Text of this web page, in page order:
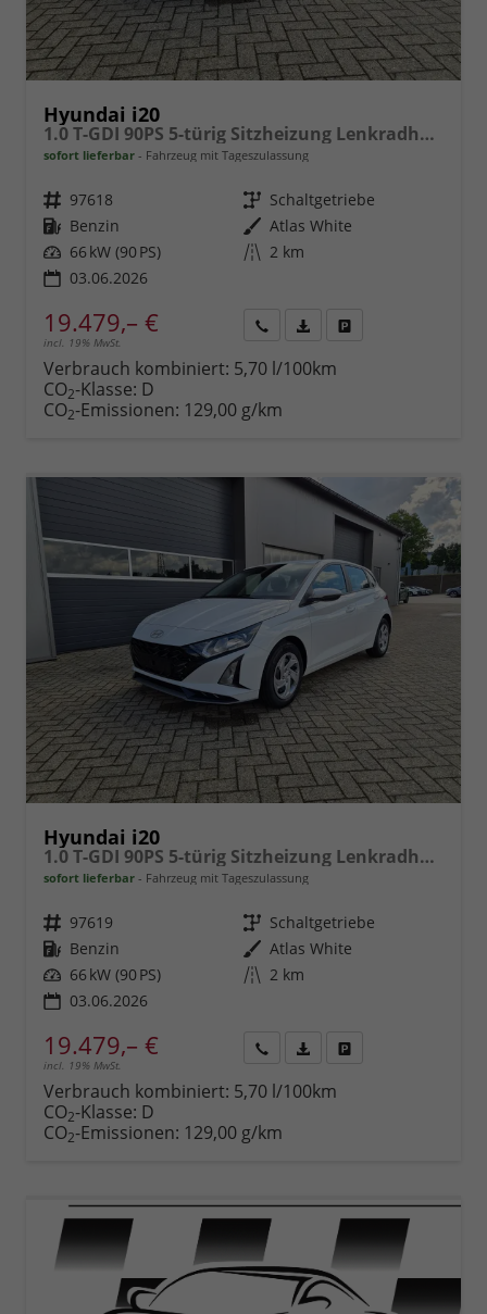
Hyundai i20
1.0 T-GDI 90PS 5-türig Sitzheizung Lenkradheizung Rückf.Kamera PDC Klima Apple CarPlay Android Auto Tempomat Touchscreen
sofort lieferbar Fahrzeug mit Tageszulassung
Fahrzeugnr. 97618 Getriebe Schaltgetriebe
Kraftstoff Benzin Außenfarbe Atlas White
Leistung 66 kW (90 PS) Kilometerstand 2 km
03.06.2026
19.479,– €
incl. 19% MwSt.
anfordern
Datei,
Verbrauch kombiniert: 5,70 l/100km
CO2-Klasse: D
CO2-Emissionen: 129,00 g/km
Hyundai i20
1.0 T-GDI 90PS 5-türig Sitzheizung Lenkradheizung Rückf.Kamera PDC Klima Apple CarPlay Android Auto Tempomat Touchscreen
sofort lieferbar Fahrzeug mit Tageszulassung
Fahrzeugnr. 97619 Getriebe Schaltgetriebe
Kraftstoff Benzin Außenfarbe Atlas White
Leistung 66 kW (90 PS) Kilometerstand 2 km
03.06.2026
19.479,– €
incl. 19% MwSt.
anfordern
Datei,
Verbrauch kombiniert: 5,70 l/100km
CO2-Klasse: D
CO2-Emissionen: 129,00 g/km